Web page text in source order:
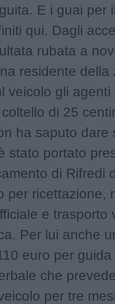
E i guai per
qui. Dagli
rubata a
residente della
veicolo gli agenti
di 25
ha saputo dare
stato portato
di Rifredi
per ricettazione,
e trasporto
Per lui anche
euro per
che
per tre